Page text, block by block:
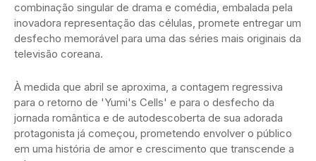
combinação singular de drama e comédia, embalada pela
inovadora representação das células, promete entregar um
desfecho memorável para uma das séries mais originais da
televisão coreana.
À medida que abril se aproxima, a contagem regressiva
para o retorno de 'Yumi's Cells' e para o desfecho da
jornada romântica e de autodescoberta de sua adorada
protagonista já começou, prometendo envolver o público
em uma história de amor e crescimento que transcende a